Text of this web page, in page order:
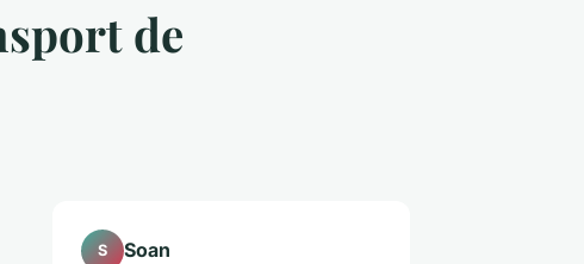
de
S Soan